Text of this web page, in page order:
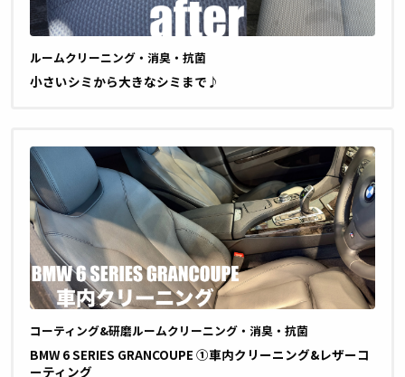
ルームクリーニング・消臭・抗菌
小さいシミから大きなシミまで♪
コーティング&研磨ルームクリーニング・消臭・抗菌
BMW 6 SERIES GRANCOUPE ①車内クリーニング&レザーコ
ーティング